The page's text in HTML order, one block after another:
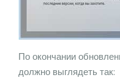
По окончании
должно выглядеть так: